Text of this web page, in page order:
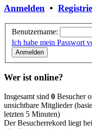
Anmelden •
Benutzername:
Ich habe mein Passwort
Wer ist online?
Insgesamt sind 0 Besucher
unsichtbare Mitglieder
letzten 5 Minuten)
Der Besucherrekord liegt bei